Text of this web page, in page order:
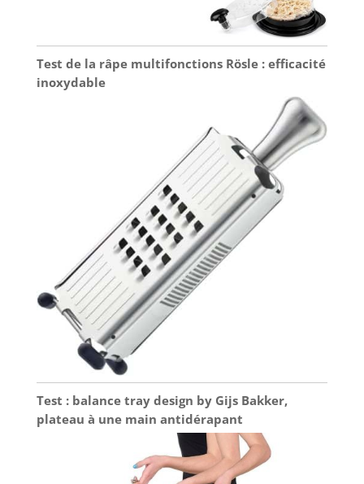
Test de la râpe multifonctions Rösle : efficacité
inoxydable
Test : balance tray design by Gijs Bakker,
plateau à une main antidérapant